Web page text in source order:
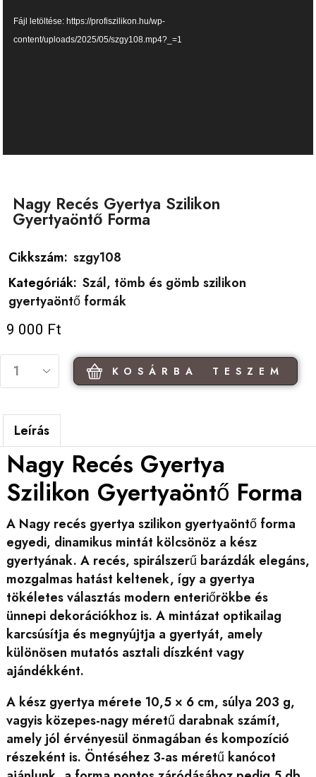
Fájl letöltése: https://profiszilikon.hu/wp-
content/uploads/2025/05/szgy108.mp4?_=1
Nagy Recés Gyertya Szilikon
Gyertyaöntő Forma
Cikkszám: szgy108
Kategóriák: Szál, tömb és gömb szilikon
gyertyaöntő formák
9 000 Ft
KOSÁRBA TESZEM
Leírás
Nagy Recés Gyertya
Szilikon Gyertyaöntő Forma
A Nagy recés gyertya szilikon gyertyaöntő forma
egyedi, dinamikus mintát kölcsönöz a kész
gyertyának. A recés, spirálszerű barázdák elegáns,
mozgalmas hatást keltenek, így a gyertya
tökéletes választás modern enteriőrökbe és
ünnepi dekorációkhoz is. A mintázat optikailag
karcsúsítja és megnyújtja a gyertyát, amely
különösen mutatós asztali díszként vagy
ajándékként.
A kész gyertya mérete 10,5 × 6 cm, súlya 203 g,
vagyis közepes-nagy méretű darabnak számít,
amely jól érvényesül önmagában és kompozíció
részeként is. Öntéséhez 3-as méretű kanócot